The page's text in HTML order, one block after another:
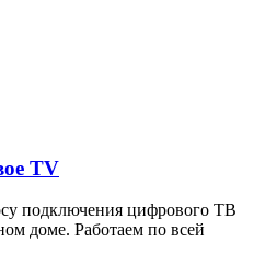
TV
подключения цифрового ТВ
доме. Работаем по всей